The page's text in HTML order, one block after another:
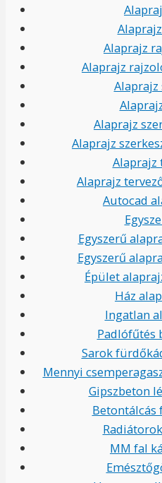
Alaprajz
Alaprajz
Alaprajz
Alaprajz
Alaprajz
Alaprajz
Alaprajz
Autocad
Egyszerű
Egyszerű
Épület
Ház
Ingatlan
Padlófűtés
Sarok
Mennyi
Gipszbeton
Betontálcás
MM fal